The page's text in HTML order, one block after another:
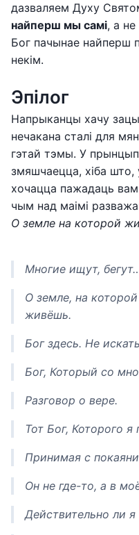
дазваляем Духу
найперш мы самі, а
Бог пачынае найперш
некім.
Эпілог
Напрыканцы хачу
нечакана сталі для
гэтай тэмы. У
змяшчаецца, хіба што,
хочацца пажадаць
чым над маімі
О земле на которой
Многие ищут,
О земле, на
живёшь.
Бог здесь. Не
Бог, Который со
Разговор о вере.
Тот Бог, Которого
Принимая с
Он не где-то, а в
Действительно ли